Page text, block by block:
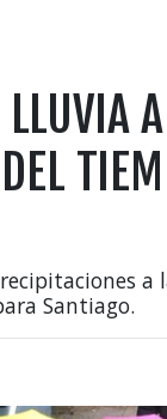
LLUVIA
a
Santiago.